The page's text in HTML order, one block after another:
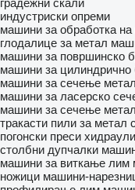
градежни скали
индустриски опреми
машини за обработка на
глодалице за метал
машини за површинско
машини за
машини за сечење метал
машини за ласерско
машини за сечење
тракасти пили за метал
погонски преси
столбни дупчалки
машини за виткање лим
ножици машини-